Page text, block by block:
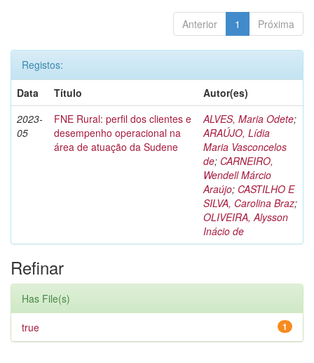
Anterior 1 Próxima
Registos:
Data
Título
Autor(es)
2023-
05
FNE Rural: perfil dos clientes e
desempenho operacional na
área de atuação da Sudene
ALVES, Maria Odete;
ARAÚJO, Lídia
Maria Vasconcelos
de; CARNEIRO,
Wendell Márcio
Araújo; CASTILHO E
SILVA, Carolina Braz;
OLIVEIRA, Alysson
Inácio de
Refinar
Has File(s)
1
true